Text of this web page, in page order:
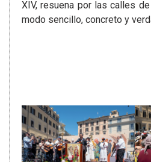
XIV, resuena por las calles
modo sencillo, concreto y